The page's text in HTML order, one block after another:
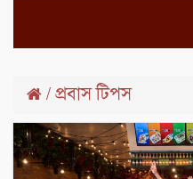
/ প্রবাস টিপস